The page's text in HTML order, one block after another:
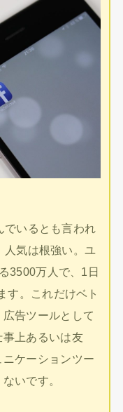
でいるとも言われ
人気は根強い。ユ
3500万人で、1日
す。これだけベト
告ツールとして
上あるいは友
ケーションツー
いです。